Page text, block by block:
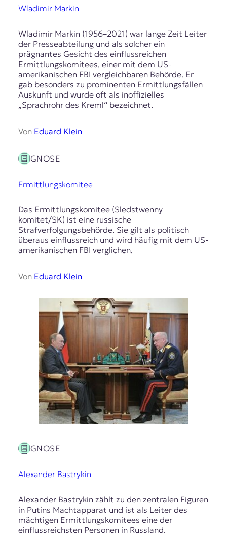
Wladimir Markin
Wladimir Markin (1956–2021) war lange Zeit Leiter
der Presseabteilung und als solcher ein
prägnantes Gesicht des einflussreichen
Ermittlungskomitees, einer mit dem US-
amerikanischen FBI vergleichbaren Behörde. Er
gab besonders zu prominenten Ermittlungsfällen
Auskunft und wurde oft als inoffizielles
„Sprachrohr des Kreml“ bezeichnet.
Von Eduard Klein
GNOSE
Ermittlungskomitee
Das Ermittlungskomitee (Sledstwenny
komitet/SK) ist eine russische
Strafverfolgungsbehörde. Sie gilt als politisch
überaus einflussreich und wird häufig mit dem US-
amerikanischen FBI verglichen.
Von Eduard Klein
GNOSE
Alexander Bastrykin
Alexander Bastrykin zählt zu den zentralen Figuren
in Putins Machtapparat und ist als Leiter des
mächtigen Ermittlungskomitees eine der
einflussreichsten Personen in Russland.